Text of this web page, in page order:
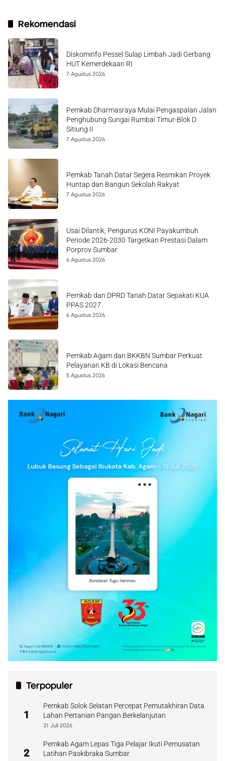
Rekomendasi
Diskominfo Pessel Sulap Limbah Jadi Gerbang
HUT Kemerdekaan RI
7 Agustus 2026
Pemkab Dharmasraya Mulai Pengaspalan Jalan
Penghubung Sungai Rumbai Timur-Blok D
Sitiung II
7 Agustus 2026
Pemkab Tanah Datar Segera Resmikan Proyek
Huntap dan Bangun Sekolah Rakyat
7 Agustus 2026
Usai Dilantik, Pengurus KONI Payakumbuh
Periode 2026-2030 Targetkan Prestasi Dalam
Porprov Sumbar
6 Agustus 2026
Pemkab dan DPRD Tanah Datar Sepakati KUA
PPAS 2027
6 Agustus 2026
Pemkab Agam dan BKKBN Sumbar Perkuat
Pelayanan KB di Lokasi Bencana
5 Agustus 2026
Terpopuler
1
Pemkab Solok Selatan Percepat Pemutakhiran Data
Lahan Pertanian Pangan Berkelanjutan
31 Juli 2026
2
Pemkab Agam Lepas Tiga Pelajar Ikuti Pemusatan
Latihan Paskibraka Sumbar